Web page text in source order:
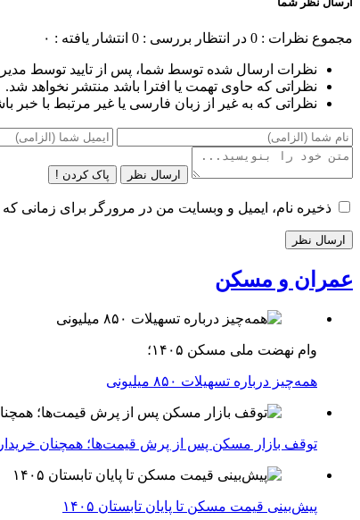
مجموع نظرات : 0 در انتظار بررسی : 0 انتشار یافته : ۰
نظرات ارسال شده توسط شما، پس از تایید توسط
نظراتی که حاوی تهمت یا افترا باشد منتشر نخواهد شد.
نظراتی که به غیر از زبان فارسی یا غیر مرتبط با خبر
ارسال نظر پاک کردن !
ذخیره نام، ایمیل و وبسایت من در مرورگر برای زمانی
عمران و مسکن
وام نهضت ملی مسکن ۱۴۰۵؛
همه‌چیز درباره تسهیلات ۸۵۰ میلیونی
توقف بازار مسکن پس از پرش قیمت‌ها؛ همچنان
پیش‌بینی قیمت مسکن تا پایان تابستان ۱۴۰۵